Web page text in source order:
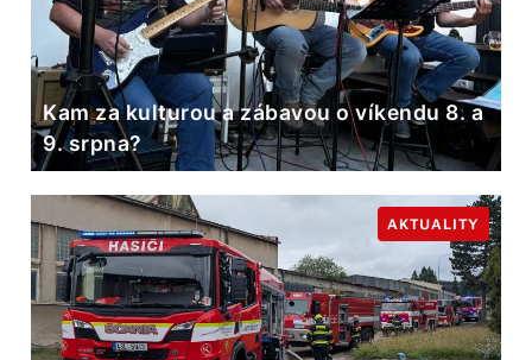
Kam za kulturou a zábavou o víkendu 8. a
9. srpna?
AKTUALITY